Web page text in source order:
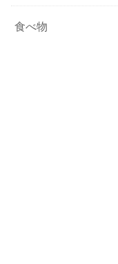
食べ物